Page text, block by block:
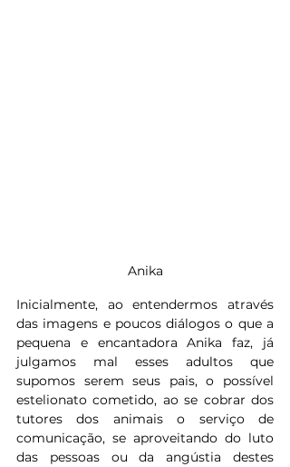
Anika
Inicialmente, ao entendermos através
das imagens e poucos diálogos o que a
pequena e encantadora Anika faz, já
julgamos mal esses adultos que
supomos serem seus pais, o possível
estelionato cometido, ao se cobrar dos
tutores dos animais o serviço de
comunicação, se aproveitando do luto
das pessoas ou da angústia destes